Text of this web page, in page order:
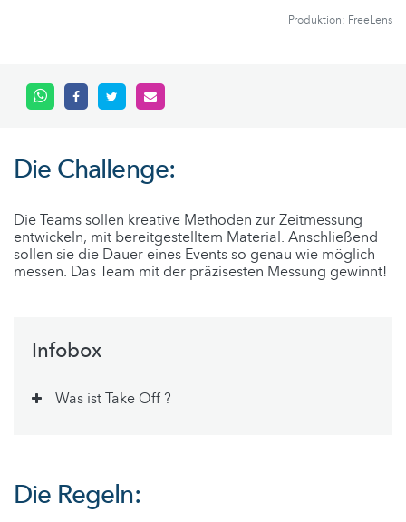
Produktion: FreeLens
Die Challenge:
Die Teams sollen kreative Methoden zur Zeitmessung
entwickeln, mit bereitgestelltem Material. Anschließend
sollen sie die Dauer eines Events so genau wie möglich
messen. Das Team mit der präzisesten Messung gewinnt!
Infobox
Was ist Take Off ?
Die Regeln: